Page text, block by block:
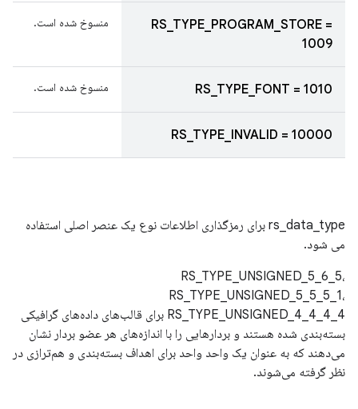
RS_TYPE_PROGRAM_STORE =
1009
منسوخ شده است.
RS_TYPE_FONT = 1010 منسوخ شده است.
RS_TYPE_INVALID = 10000
rs_data_type برای رمزگذاری اطلاعات نوع یک عنصر اصلی استفاده
می شود.
RS_TYPE_UNSIGNED_5_6_5،
RS_TYPE_UNSIGNED_5_5_5_1،
RS_TYPE_UNSIGNED_4_4_4_4 برای قالب‌های داده‌های گرافیکی
بسته‌بندی شده هستند و بردارهایی را با اندازه‌های هر عضو بردار نشان
می‌دهند که به عنوان یک واحد واحد برای اهداف بسته‌بندی و هم‌ترازی در
نظر گرفته می‌شوند.